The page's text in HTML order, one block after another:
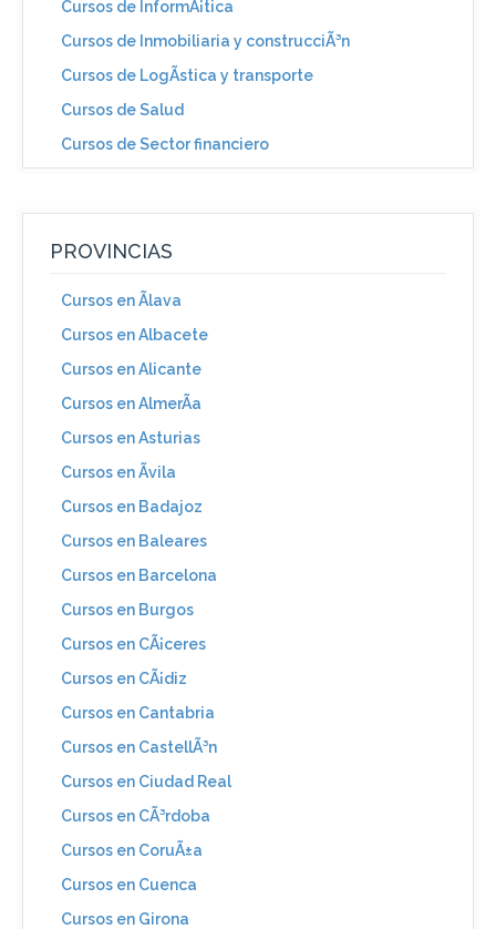
Cursos de InformÃ¡tica
Cursos de Inmobiliaria y construcciÃ³n
Cursos de LogÃ­stica y transporte
Cursos de Salud
Cursos de Sector financiero
PROVINCIAS
Cursos en Ãlava
Cursos en Albacete
Cursos en Alicante
Cursos en AlmerÃ­a
Cursos en Asturias
Cursos en Ãvila
Cursos en Badajoz
Cursos en Baleares
Cursos en Barcelona
Cursos en Burgos
Cursos en CÃ¡ceres
Cursos en CÃ¡diz
Cursos en Cantabria
Cursos en CastellÃ³n
Cursos en Ciudad Real
Cursos en CÃ³rdoba
Cursos en CoruÃ±a
Cursos en Cuenca
Cursos en Girona